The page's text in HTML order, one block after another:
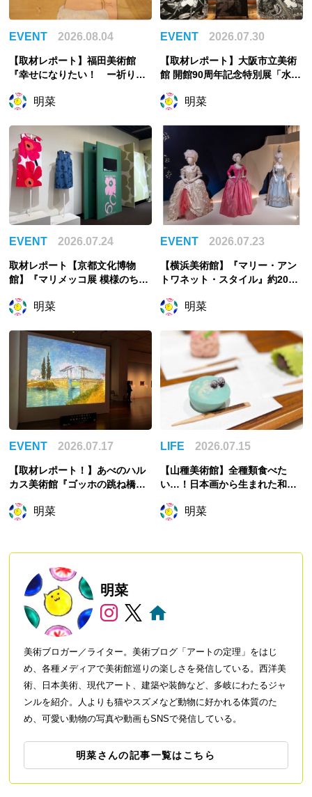
EVENT 2026.08.04
【取材レポート】福田美術館
『幸せになりたい！ ー祈りの
私が祈ったこと
明菜
EVENT 2026.07.30
【取材レポート】大阪市立美術
館 開館90周年記念特別展「水滸
き込む世界観
明菜
EVENT 2026.07.24
取材レポート【京都文化博物
館】『マリメッコ展 模様のちか
ing -Beauty, Dream, Love』
ニッコ」の誕生秘話から読み解
明菜
EVENT 2026.07.23
【横浜美術館】『マリー・アン
トワネット・スタイル』約200
のスタイル
明菜
EVENT 2026.07.17
【取材レポート！】あべのハル
カス美術館『ゴッホの跳ね橋と
役は誰？ゴッホ展かと思いき
明菜
LIFE 2026.07.15
【山種美術館】全種類食べた
い…！日本画から生まれた和菓
明菜
明菜
美術ブロガー／ライター。美術ブログ「アートの定理」をはじ
め、各種メディアで美術館巡りの楽しさを発信している。西洋美
術、日本美術、現代アート、建築や装飾など、多岐にわたるジャ
ンルを紹介。人よりも猫やスズメなど動物に好かれる体質のた
め、可愛い動物の写真や動画もSNSで発信している。
明菜さんの記事一覧はこちら